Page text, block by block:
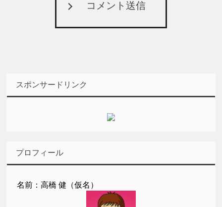
コメント送信
スポンサードリンク
プロフィール
名前：高橋 健（仮名）